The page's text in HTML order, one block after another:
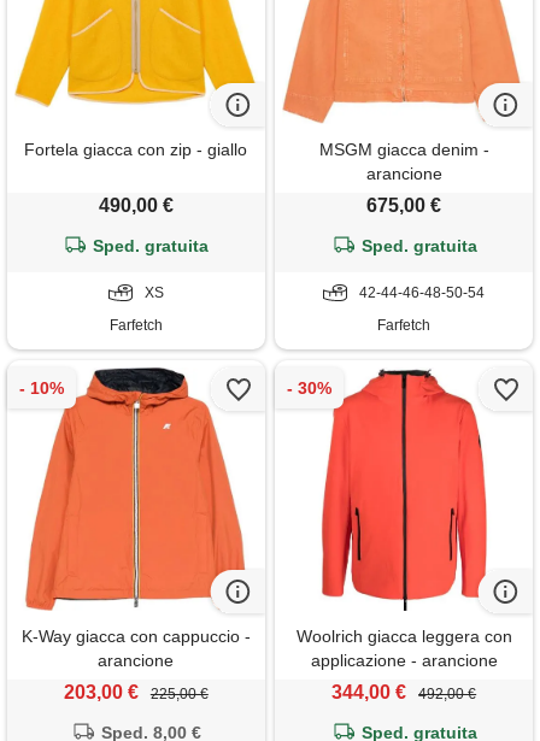
Fortela giacca con zip - giallo
490,00 €
Sped. gratuita
XS
Farfetch
MSGM giacca denim -
arancione
675,00 €
Sped. gratuita
42-44-46-48-50-54
Farfetch
K-Way giacca con cappuccio -
arancione
203,00 € 225,00 €
Sped. 8,00 €
Woolrich giacca leggera con
applicazione - arancione
344,00 € 492,00 €
Sped. gratuita